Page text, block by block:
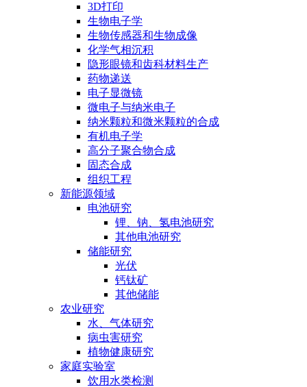
3D打印
生物电子学
生物传感器和生物成像
化学气相沉积
隐形眼镜和齿科材料生产
药物递送
电子显微镜
微电子与纳米电子
纳米颗粒和微米颗粒的合成
有机电子学
高分子聚合物合成
固态合成
组织工程
新能源领域
电池研究
锂、钠、氢电池研究
其他电池研究
储能研究
光伏
钙钛矿
其他储能
农业研究
水、气体研究
病虫害研究
植物健康研究
家庭实验室
饮用水类检测